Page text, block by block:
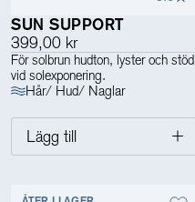
SUN SUPPORT
399,00 kr
För solbrun hudton, lyster och stöd
vid solexponering.
Hår/ Hud/ Naglar
Lägg till